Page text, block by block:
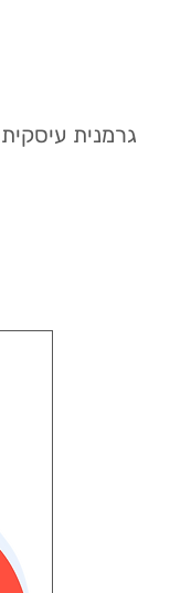
גרמנית עיסקית